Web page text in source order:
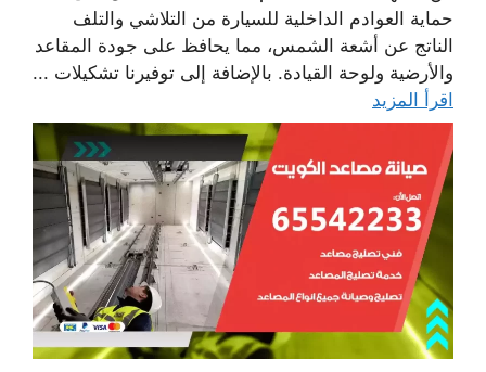
حماية العوادم الداخلية للسيارة من التلاشي والتلف
الناتج عن أشعة الشمس، مما يحافظ على جودة المقاعد
والأرضية ولوحة القيادة. بالإضافة إلى توفيرنا تشكيلات ...
اقرأ المزيد